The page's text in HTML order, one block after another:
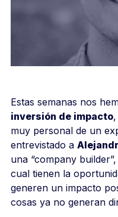
Estas semanas nos
inversión de impacto
muy personal de un
entrevistado a
una “company
cual tienen la
generen un impacto
cosas ya no generan